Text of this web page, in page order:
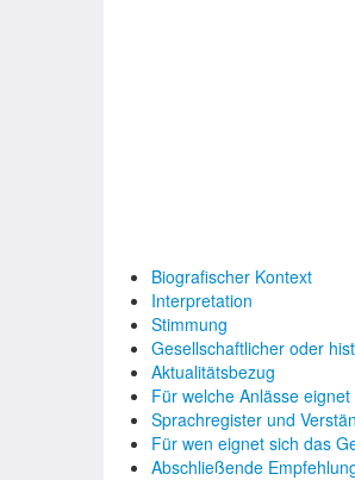
Biografischer Kontext
Interpretation
Stimmung
Gesellschaftlicher oder
Aktualitätsbezug
Für welche Anlässe
Sprachregister und
Für wen eignet sich das
Abschließende